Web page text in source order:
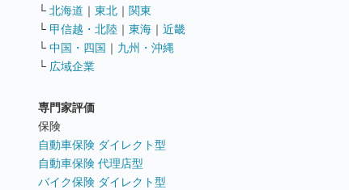
└ 北海道 ｜ 東北 ｜ 関東
└ 甲信越・北陸 ｜ 東海 ｜ 近畿
└ 中国・四国 ｜ 九州・沖縄
└ 広域企業
専門家評価
保険
自動車保険 ダイレクト型
自動車保険 代理店型
バイク保険 ダイレクト型